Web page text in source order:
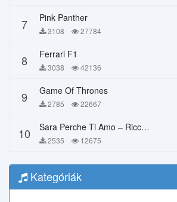
7 Pink Panther
3108 27784
8 Ferrari F1
3038 42136
9 Game Of Thrones
2785 22667
10 Sara Perche Ti Amo – Ricchi E Poveri
2535 12675
Kategóriák